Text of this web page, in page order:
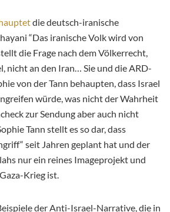
die deutsch-iranische
“Das iranische Volk wird von
die Frage nach dem Völkerrecht,
nicht an den Iran… Sie und die ARD-
von der Tann behaupten, dass Israel
würde, was nicht der Wahrheit
zur Sendung aber auch nicht
Tann stellt es so dar, dass
seit Jahren geplant hat und der
nur ein reines Imageprojekt und
Krieg ist.
der Anti-Israel-Narrative, die in